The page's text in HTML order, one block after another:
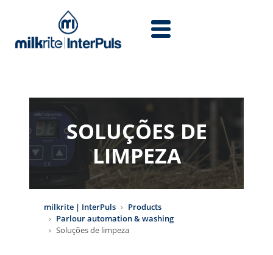
SOLUÇÕES DE
LIMPEZA
milkrite | InterPuls
Products
Parlour automation & washing
Soluções de limpeza